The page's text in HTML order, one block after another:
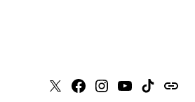
X Faceboook
Instagram
YoutubeTiktokissuu